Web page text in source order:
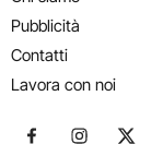
Pubblicità
Contatti
Lavora con noi
Seguici su
Seguici